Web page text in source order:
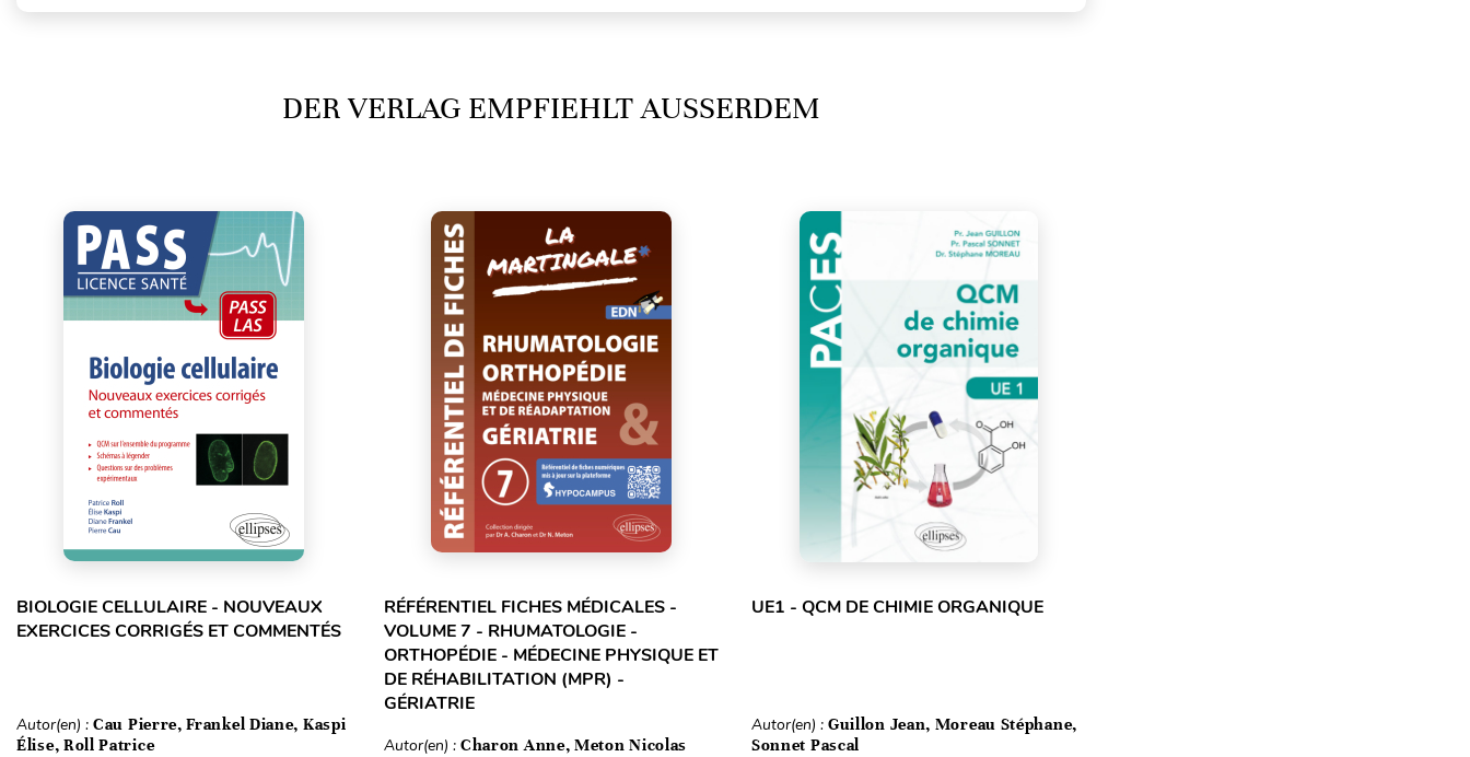
DER VERLAG EMPFIEHLT AUSSERDEM
BIOLOGIE CELLULAIRE - NOUVEAUX
EXERCICES CORRIGÉS ET COMMENTÉS
Autor(en) : Cau Pierre, Frankel Diane, Kaspi
Élise, Roll Patrice
RÉFÉRENTIEL FICHES MÉDICALES -
VOLUME 7 - RHUMATOLOGIE -
ORTHOPÉDIE - MÉDECINE PHYSIQUE ET
DE RÉHABILITATION (MPR) -
GÉRIATRIE
Autor(en) : Charon Anne, Meton Nicolas
UE1 - QCM DE CHIMIE ORGANIQUE
Autor(en) : Guillon Jean, Moreau Stéphane,
Sonnet Pascal